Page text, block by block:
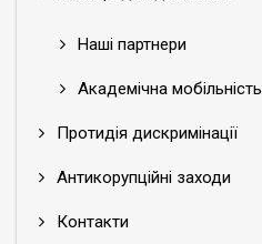
Наші партнери
Академічна мобільність
Протидія дискримінації
Антикорупційні заходи
Контакти